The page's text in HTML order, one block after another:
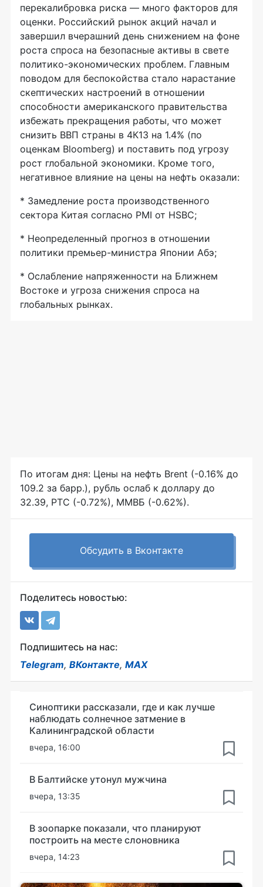
перекалибровка риска — много факторов для
оценки. Российский рынок акций начал и
завершил вчерашний день снижением на фоне
роста спроса на безопасные активы в свете
политико-экономических проблем. Главным
поводом для беспокойства стало нарастание
скептических настроений в отношении
способности американского правительства
избежать прекращения работы, что может
снизить ВВП страны в 4К13 на 1.4% (по
оценкам Bloomberg) и поставить под угрозу
рост глобальной экономики. Кроме того,
негативное влияние на цены на нефть оказали:
* Замедление роста производственного
сектора Китая согласно PMI от HSBC;
* Неопределенный прогноз в отношении
политики премьер-министра Японии Абэ;
* Ослабление напряженности на Ближнем
Востоке и угроза снижения спроса на
глобальных рынках.
По итогам дня: Цены на нефть Brent (-0.16% до
109.2 за барр.), рубль ослаб к доллару до
32.39, РТС (-0.72%), ММВБ (-0.62%).
Обсудить в Вконтакте
Поделитесь новостью:
Подпишитесь на нас:
Telegram, ВКонтакте, MAX
Синоптики рассказали, где и как лучше
наблюдать солнечное затмение в
Калининградской области
вчера, 16:00
В Балтийске утонул мужчина
вчера, 13:35
В зоопарке показали, что планируют
построить на месте слоновника
вчера, 14:23